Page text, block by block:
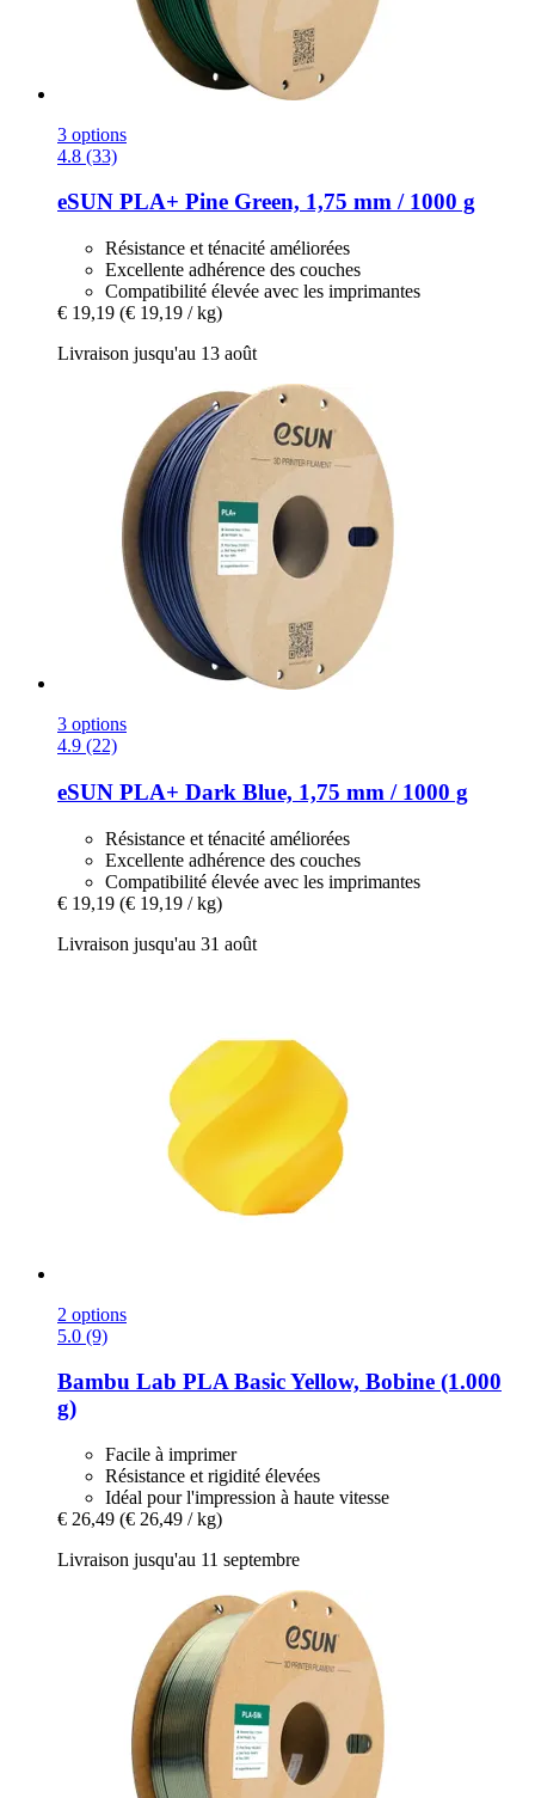
3 options
4.8 (33)
eSUN PLA+ Pine Green, 1,75 mm / 1000 g
Résistance et ténacité améliorées
Excellente adhérence des couches
Compatibilité élevée avec les imprimantes
€ 19,19 (€ 19,19 / kg)
Livraison jusqu'au 13 août
3 options
4.9 (22)
eSUN PLA+ Dark Blue, 1,75 mm / 1000 g
Résistance et ténacité améliorées
Excellente adhérence des couches
Compatibilité élevée avec les imprimantes
€ 19,19 (€ 19,19 / kg)
Livraison jusqu'au 31 août
2 options
5.0 (9)
Bambu Lab PLA Basic Yellow, Bobine (1.000
g)
Facile à imprimer
Résistance et rigidité élevées
Idéal pour l'impression à haute vitesse
€ 26,49 (€ 26,49 / kg)
Livraison jusqu'au 11 septembre